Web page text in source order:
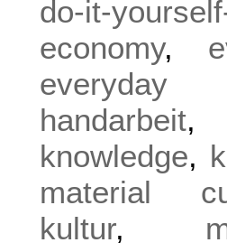
do-it-
economy,
handarbeit
knowledge,
material
kultur,